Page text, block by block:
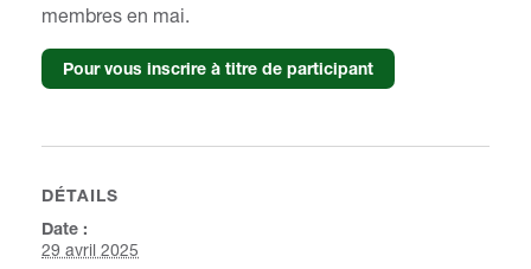
membres en mai.
Pour vous inscrire à titre de participant
DÉTAILS
Date :
29 avril 2025